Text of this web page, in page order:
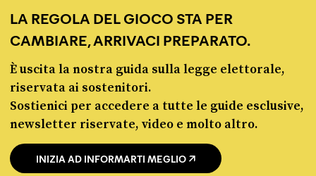
LA REGOLA DEL GIOCO STA PER
CAMBIARE, ARRIVACI PREPARATO.
È uscita la nostra guida sulla legge elettorale,
riservata ai sostenitori.
Sostienici per accedere a tutte le guide esclusive,
newsletter riservate, video e molto altro.
INIZIA AD INFORMARTI MEGLIO
© Pagella Politica 2012 - 2026
Pagella Politica è una testata registrata presso il Tribunale di Milano, n. 55 del 8
marzo 2021. ISSN 2974-9387
Privacy policy Cookie policy